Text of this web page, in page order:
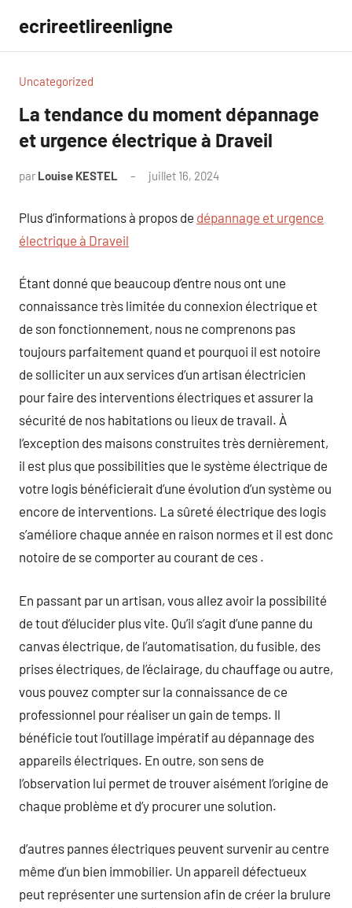
contenu
ecrireetlireenligne
Uncategorized
La tendance du moment dépannage
et urgence électrique à Draveil
par Louise KESTEL juillet 16, 2024
Plus d’informations à propos de dépannage et urgence
électrique à Draveil
Étant donné que beaucoup d’entre nous ont une
connaissance très limitée du connexion électrique et
de son fonctionnement, nous ne comprenons pas
toujours parfaitement quand et pourquoi il est notoire
de solliciter un aux services d’un artisan électricien
pour faire des interventions électriques et assurer la
sécurité de nos habitations ou lieux de travail. À
l’exception des maisons construites très dernièrement,
il est plus que possibilities que le système électrique de
votre logis bénéficierait d’une évolution d’un système ou
encore de interventions. La sûreté électrique des logis
s’améliore chaque année en raison normes et il est donc
notoire de se comporter au courant de ces .
En passant par un artisan, vous allez avoir la possibilité
de tout d’élucider plus vite. Qu’il s’agit d’une panne du
canvas électrique, de l’automatisation, du fusible, des
prises électriques, de l’éclairage, du chauffage ou autre,
vous pouvez compter sur la connaissance de ce
professionnel pour réaliser un gain de temps. Il
bénéficie tout l’outillage impératif au dépannage des
appareils électriques. En outre, son sens de
l’observation lui permet de trouver aisément l’origine de
chaque problème et d’y procurer une solution.
d’autres pannes électriques peuvent survenir au centre
même d’un bien immobilier. Un appareil défectueux
peut représenter une surtension afin de créer la brulure